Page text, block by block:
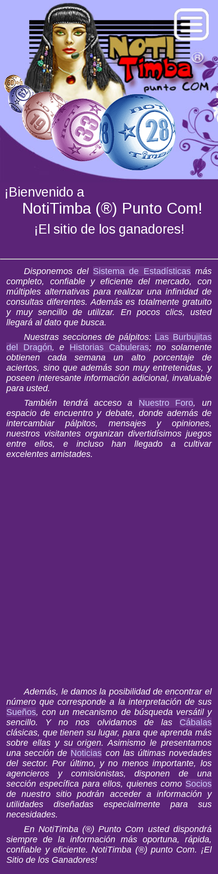
¡Bienvenido a
NotiTimba (®) Punto Com!
¡El sitio de los ganadores!
Disponemos del Sistema de Estadísticasmás
completo, confiable y eficiente del mercado, con
múltiples alternativas para realizar una infinidad de
consultas diferentes. Además es totalmente gratuito
y muy sencillo de utilizar. En pocos clics, usted
llegará al dato que busca.
Nuestras secciones de pálpitos: Las Burbujitas
del Dragón, e Historias Cabuleras; no solamente
obtienen cada semana un alto porcentaje de
aciertos, sino que además son muy entretenidas, y
poseen interesante información adicional, invaluable
para usted.
También tendrá acceso a Nuestro Foro, un
espacio de encuentro y debate, donde además de
intercambiar pálpitos, mensajes y opiniones,
nuestros visitantes organizan divertidísimos juegos
entre ellos, e incluso han llegado a cultivar
excelentes amistades.
Además, le damos la posibilidad de encontrar el
número que corresponde a la interpretación de sus
Sueños, con un mecanismo de búsqueda versátil y
sencillo. Y no nos olvidamos de las Cábalas
clásicas, que tienen su lugar, para que aprenda más
sobre ellas y su origen. Asimismo le presentamos
una sección de Noticias con las últimas novedades
del sector. Por último, y no menos importante, los
agencieros y comisionistas, disponen de una
sección específica para ellos, quienes como Socios
de nuestro sitio podrán acceder a información y
utilidades diseñadas especialmente para sus
necesidades.
En NotiTimba (®) Punto Com usted dispondrá
siempre de la información más oportuna, rápida,
confiable y eficiente. NotiTimba (®) punto Com. ¡El
Sitio de los Ganadores!